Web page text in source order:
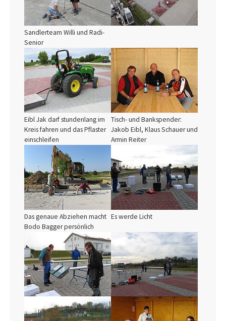
Sandlerteam Willi und Radi-
Senior
Show larger version
Eibl Jak darf stundenlang im
Kreis fahren und das Pflaster
einschleifen
Show larger version
Tisch- und Bankspender:
Jakob Eibl, Klaus Schauer und
Armin Reiter
Show larger version
Das genaue Abziehen macht
Bodo Bagger persönlich
Es werde Licht
Show larger version Show larger version
Show larger version Show larger version